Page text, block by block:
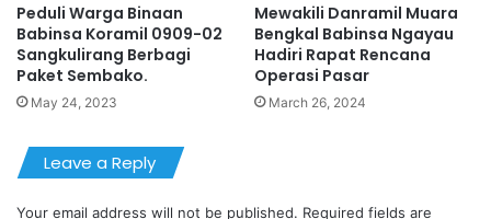
Peduli Warga Binaan
Babinsa Koramil 0909-02
Sangkulirang Berbagi
Paket Sembako.
May 24, 2023
Mewakili Danramil Muara
Bengkal Babinsa Ngayau
Hadiri Rapat Rencana
Operasi Pasar
March 26, 2024
Leave a Reply
Your email address will not be published. Required fields are